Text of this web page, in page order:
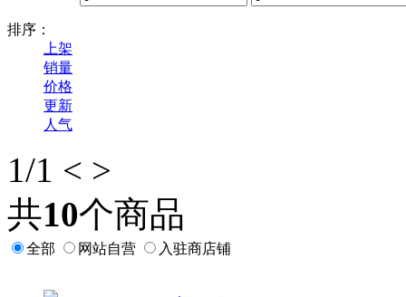
排序：
上架
销量
价格
更新
人气
1/1 < >
共10个商品
全部 网站自营 入驻商店铺